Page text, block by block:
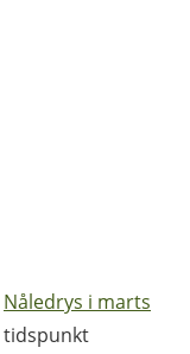
Nåledrys i marts
tidspunkt